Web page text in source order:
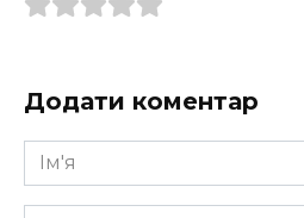
Додати коментар
Ім'я
*